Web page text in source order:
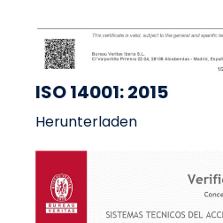
ISO 14001: 2015
Herunterladen